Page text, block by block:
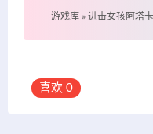
游戏库 » 进击女孩阿塔
喜欢 0